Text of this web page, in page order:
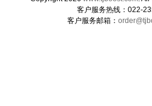
客户服务热线：022-
客户服务邮箱：